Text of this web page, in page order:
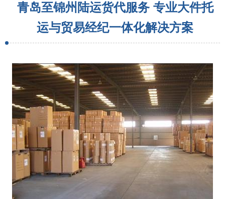
青岛至锦州陆运货代服务 专业大件托
运与贸易经纪一体化解决方案